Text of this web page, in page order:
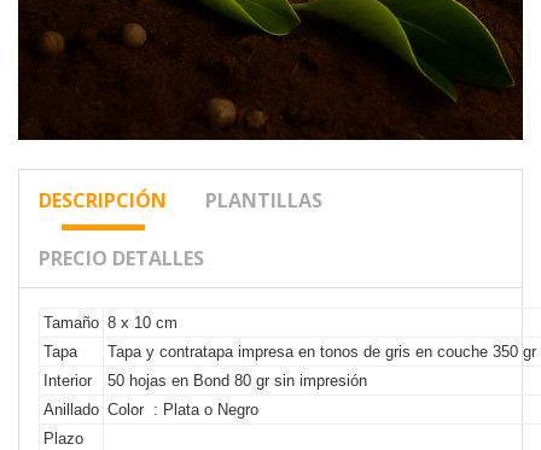
DESCRIPCIÓN PLANTILLAS
PRECIO DETALLES
Tamaño 8 x 10 cm
Tapa
Tapa y contratapa impresa en tonos de gris en couche 350 gr
Interior
50 hojas en Bond 80 gr sin impresión
Anillado Color : Plata o Negro
Plazo